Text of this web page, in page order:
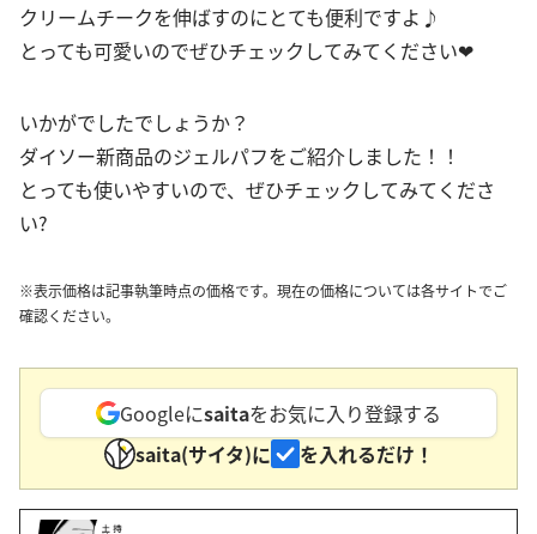
クリームチークを伸ばすのにとても便利ですよ♪
とっても可愛いのでぜひチェックしてみてください❤
いかがでしたでしょうか？
ダイソー新商品のジェルパフをご紹介しました！！
とっても使いやすいので、ぜひチェックしてみてくださ
い?
※表示価格は記事執筆時点の価格です。現在の価格については各サイトでご
確認ください。
Googleにsaitaをお気に入り登録する
saita(サイタ)に
を入れるだけ！